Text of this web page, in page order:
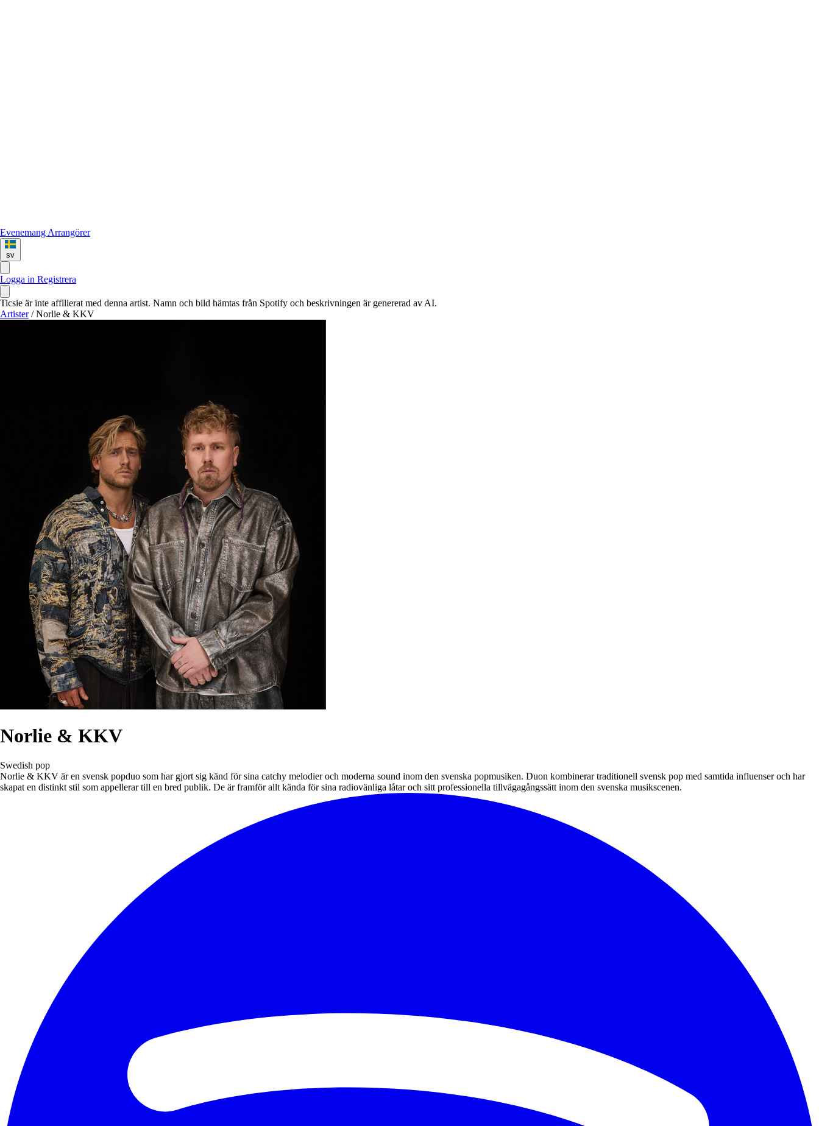
Evenemang Arrangörer
sv
Logga in Registrera
Ticsie är inte affilierat med denna artist. Namn och bild hämtas från Spotify och beskrivningen är genererad av AI.
Artister / Norlie & KKV
Norlie & KKV
Swedish pop
Norlie & KKV är en svensk popduo som har gjort sig känd för sina catchy melodier och moderna sound inom den svenska popmusiken. Duon kombinerar traditionell svensk pop med samtida influenser och har
skapat en distinkt stil som appellerar till en bred publik. De är framför allt kända för sina radiovänliga låtar och sitt professionella tillvägagångssätt inom den svenska musikscenen.